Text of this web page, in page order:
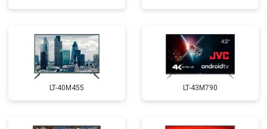
LT-40M455 LT-43M790